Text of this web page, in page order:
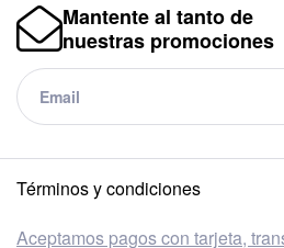
Mantente al tanto de
nuestras promociones
Términos y condiciones
Aceptamos pagos con tarjeta,